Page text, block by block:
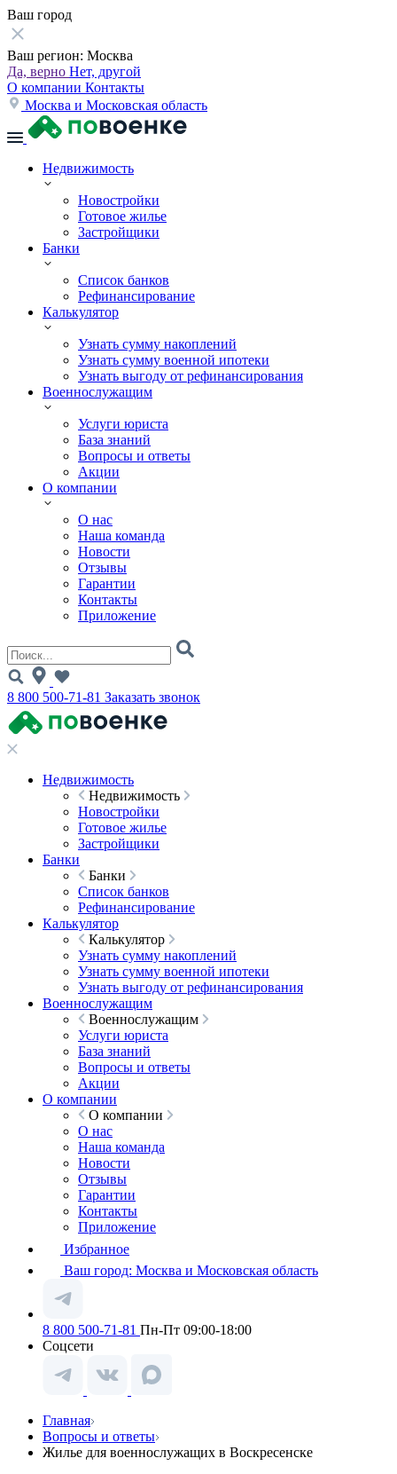
Ваш город
Ваш регион: Москва
Да, верно Нет, другой
О компании Контакты
Москва и Московская область
Недвижимость
Новостройки
Готовое жилье
Застройщики
Банки
Список банков
Рефинансирование
Калькулятор
Узнать сумму накоплений
Узнать сумму военной ипотеки
Узнать выгоду от рефинансирования
Военнослужащим
Услуги юриста
База знаний
Вопросы и ответы
Акции
О компании
О нас
Наша команда
Новости
Отзывы
Гарантии
Контакты
Приложение
8 800 500-71-81 Заказать звонок
Недвижимость
Недвижимость
Новостройки
Готовое жилье
Застройщики
Банки
Банки
Список банков
Рефинансирование
Калькулятор
Калькулятор
Узнать сумму накоплений
Узнать сумму военной ипотеки
Узнать выгоду от рефинансирования
Военнослужащим
Военнослужащим
Услуги юриста
База знаний
Вопросы и ответы
Акции
О компании
О компании
О нас
Наша команда
Новости
Отзывы
Гарантии
Контакты
Приложение
Избранное
Ваш город: Москва и Московская область
8 800 500-71-81 Пн-Пт 09:00-18:00
Соцсети
Главная
Вопросы и ответы
Жилье для военнослужащих в Воскресенске